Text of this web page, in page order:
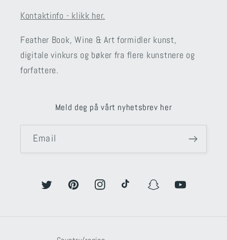
Kontaktinfo - klikk her.
Feather Book, Wine & Art formidler kunst,
digitale vinkurs og bøker fra flere kunstnere og
forfattere.
Meld deg på vårt nyhetsbrev her
Email
Twitter PinterestInstagramTikTok SnapchatYouTube